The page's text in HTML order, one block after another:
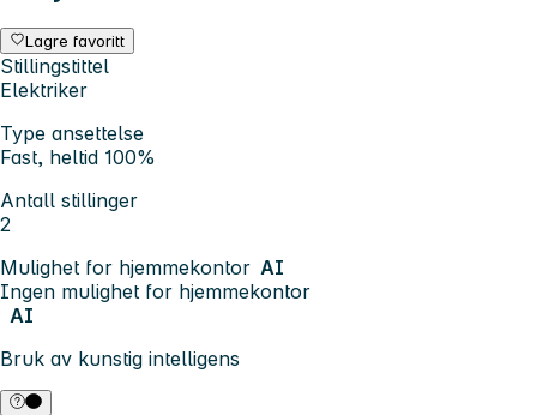
Lagre favoritt
Stillingstittel
Elektriker
Type ansettelse
Fast, heltid 100%
Antall stillinger
2
Mulighet for hjemmekontor AI
Ingen mulighet for hjemmekontor
AI
Bruk av kunstig intelligens